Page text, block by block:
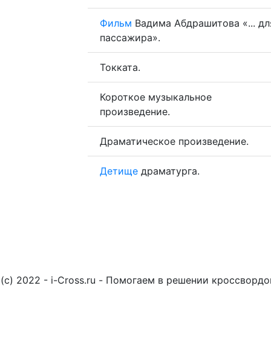
Фильм Вадима Абдрашитова «...
пассажира».
Токката.
Короткое музыкальное
произведение.
Драматическое произведение.
Детище драматурга.
(c) 2022 - i-Cross.ru - Помогаем в решении